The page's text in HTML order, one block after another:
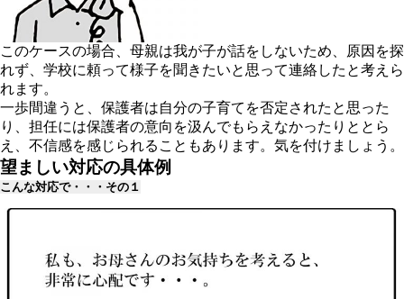
このケースの場合、母親は我が子が話をしないため、原因を探
れず、学校に頼って様子を聞きたいと思って連絡したと考えら
れます。
一歩間違うと、保護者は自分の子育てを否定されたと思った
り、担任には保護者の意向を汲んでもらえなかったりととら
え、不信感を感じられることもあります。気を付けましょう。
望ましい対応の具体例
こんな対応で・・・その１